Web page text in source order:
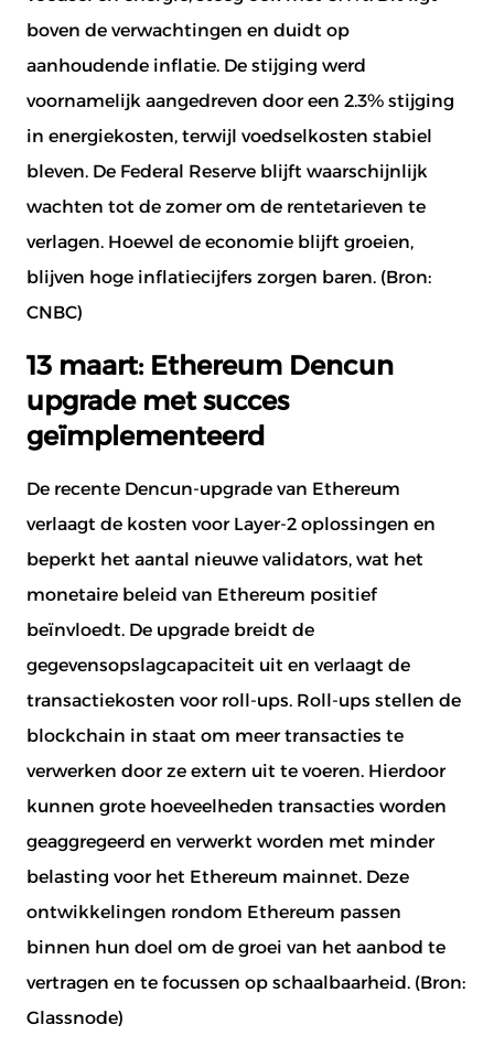
boven de verwachtingen en duidt op
aanhoudende inflatie. De stijging werd
voornamelijk aangedreven door een 2.3% stijging
in energiekosten, terwijl voedselkosten stabiel
bleven. De Federal Reserve blijft waarschijnlijk
wachten tot de zomer om de rentetarieven te
verlagen. Hoewel de economie blijft groeien,
blijven hoge inflatiecijfers zorgen baren. (Bron:
CNBC)
13 maart: Ethereum Dencun
upgrade met succes
geïmplementeerd
De recente Dencun-upgrade van Ethereum
verlaagt de kosten voor Layer-2 oplossingen en
beperkt het aantal nieuwe validators, wat het
monetaire beleid van Ethereum positief
beïnvloedt. De upgrade breidt de
gegevensopslagcapaciteit uit en verlaagt de
transactiekosten voor roll-ups. Roll-ups stellen de
blockchain in staat om meer transacties te
verwerken door ze extern uit te voeren. Hierdoor
kunnen grote hoeveelheden transacties worden
geaggregeerd en verwerkt worden met minder
belasting voor het Ethereum mainnet. Deze
ontwikkelingen rondom Ethereum passen
binnen hun doel om de groei van het aanbod te
vertragen en te focussen op schaalbaarheid. (Bron:
Glassnode)